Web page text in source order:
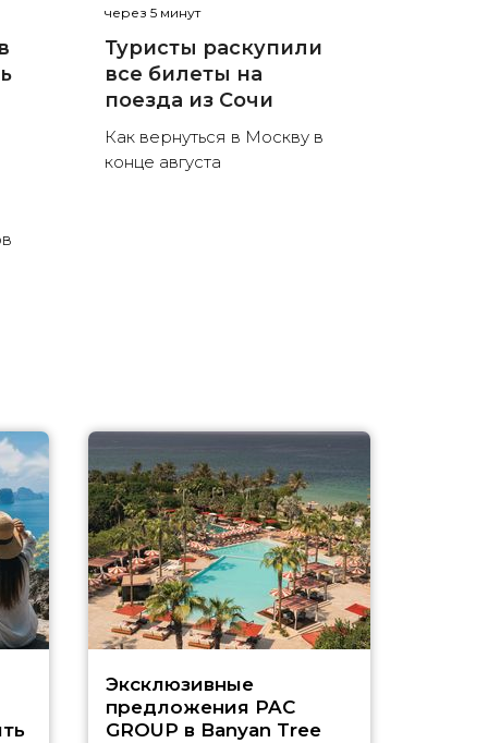
через 5 минут
Туристы раскупили
все билеты на
поезда из Сочи
Как вернуться в Москву в
конце августа
Эксклюзивные
предложения PAC
GROUP в Banyan Tree